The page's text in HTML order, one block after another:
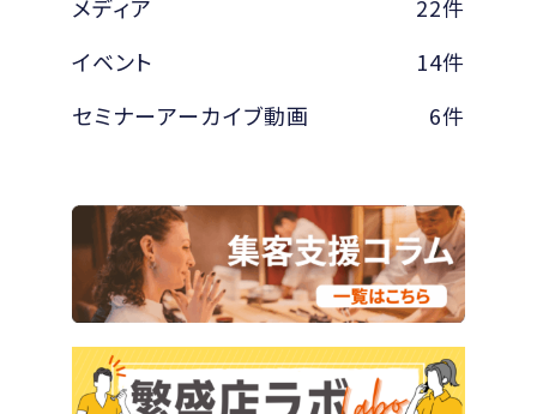
メディア
22件
イベント
14件
セミナーアーカイブ動画
6件